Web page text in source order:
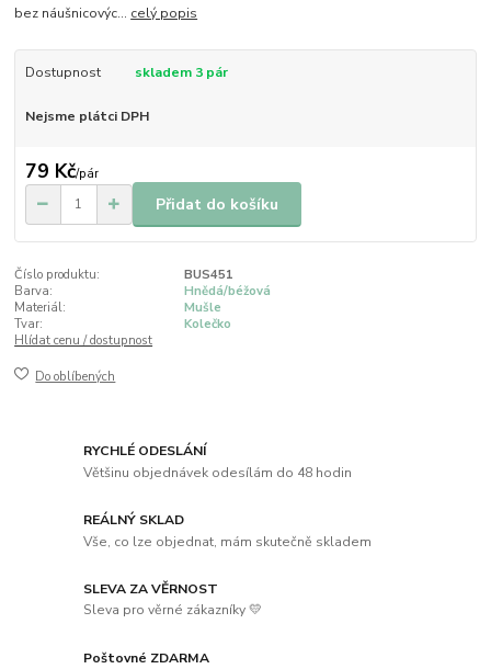
bez náušnicovýc... celý popis
Dostupnost skladem 3 pár
Nejsme plátci DPH
79 Kč/pár
Přidat do košíku
Číslo produktu:
BUS451
Barva:
Hnědá/béžová
Materiál:
Mušle
Tvar:
Kolečko
Hlídat cenu / dostupnost
Do oblíbených
RYCHLÉ ODESLÁNÍ
Většinu objednávek odesílám do 48 hodin
REÁLNÝ SKLAD
Vše, co lze objednat, mám skutečně skladem
SLEVA ZA VĚRNOST
Sleva pro věrné zákazníky 💛
Poštovné ZDARMA